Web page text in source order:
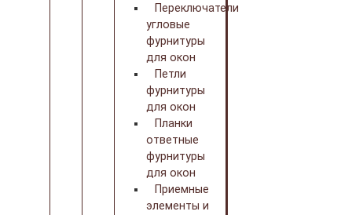
Переключатели
угловые
фурнитуры
для окон
Петли
фурнитуры
для окон
Планки
ответные
фурнитуры
для окон
Приемные
элементы и